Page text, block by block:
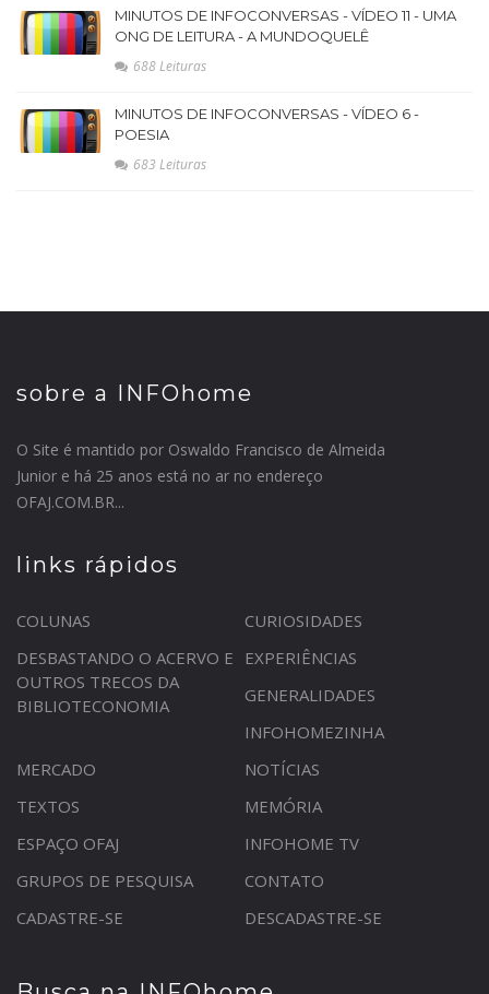
MINUTOS DE INFOCONVERSAS - VÍDEO 11 - UMA
ONG DE LEITURA - A MUNDOQUELÊ
688 Leituras
MINUTOS DE INFOCONVERSAS - VÍDEO 6 -
POESIA
683 Leituras
sobre a INFOhome
O Site é mantido por Oswaldo Francisco de Almeida
Junior e há 25 anos está no ar no endereço
OFAJ.COM.BR...
links rápidos
COLUNAS
CURIOSIDADES
DESBASTANDO O ACERVO E
OUTROS TRECOS DA
BIBLIOTECONOMIA
EXPERIÊNCIAS
GENERALIDADES
INFOHOMEZINHA
MERCADO
NOTÍCIAS
TEXTOS
MEMÓRIA
ESPAÇO OFAJ
INFOHOME TV
GRUPOS DE PESQUISA
CONTATO
CADASTRE-SE
DESCADASTRE-SE